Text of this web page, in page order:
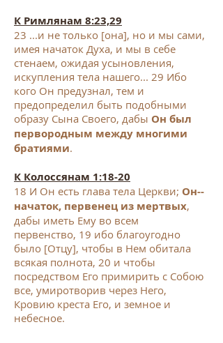
К Римлянам 8:23,29
23 ...и не только [она], но и мы сами,
имея начаток Духа, и мы в себе
стенаем, ожидая усыновления,
искупления тела нашего... 29 Ибо
кого Он предузнал, тем и
предопределил быть подобными
образу Сына Своего, дабы Он был
первородным между многими
братиями.
К Колоссянам 1:18-20
18 И Он есть глава тела Церкви; Он--
начаток, первенец из мертвых,
дабы иметь Ему во всем
первенство, 19 ибо благоугодно
было [Отцу], чтобы в Нем обитала
всякая полнота, 20 и чтобы
посредством Его примирить с Собою
все, умиротворив через Него,
Кровию креста Его, и земное и
небесное.